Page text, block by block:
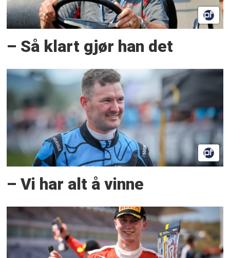
– Så klart gjør han det
– Vi har alt å vinne